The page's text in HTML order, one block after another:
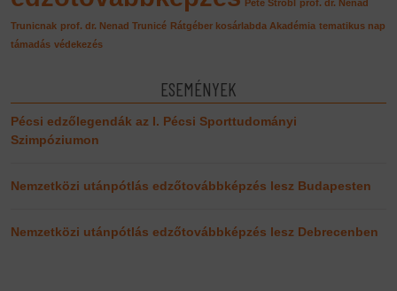
Pete Strobl prof. dr. Nenad
Trunicnak prof. dr. Nenad Trunicé Rátgéber kosárlabda Akadémia tematikus nap
támadás védekezés
ESEMÉNYEK
Pécsi edzőlegendák az I. Pécsi Sporttudományi
Szimpóziumon
Nemzetközi utánpótlás edzőtovábbképzés lesz Budapesten
Nemzetközi utánpótlás edzőtovábbképzés lesz Debrecenben